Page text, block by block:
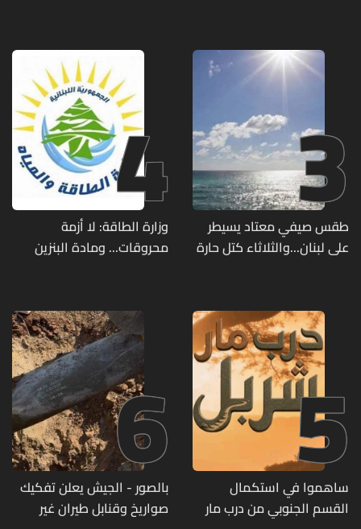
3
طقس صيفي معتاد يسيطر
على لبنان...والثلاثاء كتل حارة
4
وزارة الطاقة: لا أزمة
محروقات... ومادة البنزين
5
ساهموا في استكمال
القسم الجنوبي من درب مار
6
بالصور - الجيش يعلن تفكيك
صواريخ وقنابل طيران غير